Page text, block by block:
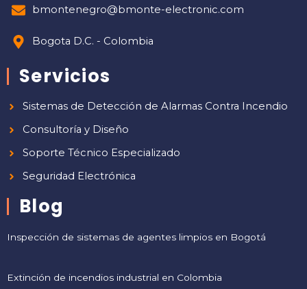
bmontenegro@bmonte-electronic.com
Bogota D.C. - Colombia
Servicios
Sistemas de Detección de Alarmas Contra Incendio
Consultoría y Diseño
Soporte Técnico Especializado
Seguridad Electrónica
Blog
Inspección de sistemas de agentes limpios en Bogotá
Extinción de incendios industrial en Colombia